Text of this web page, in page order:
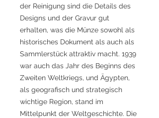
der Reinigung sind die Details des
Designs und der Gravur gut
erhalten, was die Münze sowohl als
historisches Dokument als auch als
Sammlerstück attraktiv macht. 1939
war auch das Jahr des Beginns des
Zweiten Weltkriegs, und Ägypten,
als geografisch und strategisch
wichtige Region, stand im
Mittelpunkt der Weltgeschichte. Die